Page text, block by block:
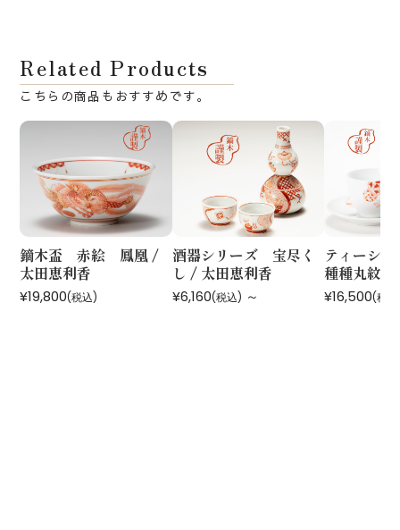
Related Products
鏑木盃 赤絵 鳳凰 /
太田恵利香
¥19,800(税込)
酒器シリーズ 宝尽く
し / 太田恵利香
¥6,160(税込) ～
ティーシ
種種丸紋 /
¥16,500(税